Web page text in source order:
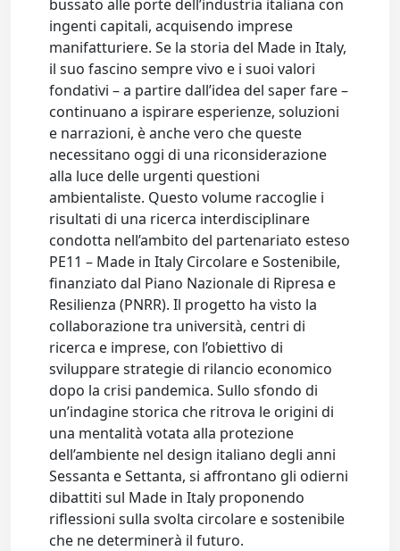
bussato alle porte dell’industria italiana con
ingenti capitali, acquisendo imprese
manifatturiere. Se la storia del Made in Italy,
il suo fascino sempre vivo e i suoi valori
fondativi – a partire dall’idea del saper fare –
continuano a ispirare esperienze, soluzioni
e narrazioni, è anche vero che queste
necessitano oggi di una riconsiderazione
alla luce delle urgenti questioni
ambientaliste. Questo volume raccoglie i
risultati di una ricerca interdisciplinare
condotta nell’ambito del partenariato esteso
PE11 – Made in Italy Circolare e Sostenibile,
finanziato dal Piano Nazionale di Ripresa e
Resilienza (PNRR). Il progetto ha visto la
collaborazione tra università, centri di
ricerca e imprese, con l’obiettivo di
sviluppare strategie di rilancio economico
dopo la crisi pandemica. Sullo sfondo di
un’indagine storica che ritrova le origini di
una mentalità votata alla protezione
dell’ambiente nel design italiano degli anni
Sessanta e Settanta, si affrontano gli odierni
dibattiti sul Made in Italy proponendo
riflessioni sulla svolta circolare e sostenibile
che ne determinerà il futuro.